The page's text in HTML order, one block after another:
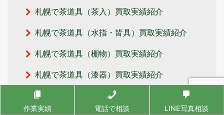
札幌で茶道具（茶入）買取実績紹介
札幌で茶道具（水指・皆具）買取実績紹介
札幌で茶道具（棚物）買取実績紹介
札幌で茶道具（漆器）買取実績紹介
札幌で茶道具（建水）買取実績紹介
作業実績 電話で相談 LINE写真相談